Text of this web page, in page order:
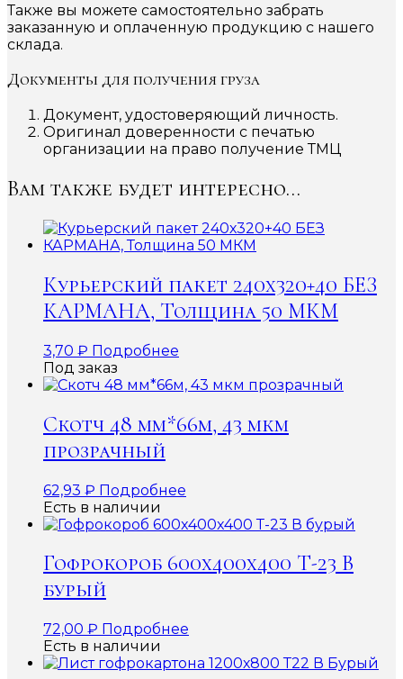
Также вы можете самостоятельно забрать
заказанную и оплаченную продукцию с нашего
склада.
Документы для получения груза
Документ, удостоверяющий личность.
Оригинал доверенности с печатью
организации на право получение ТМЦ
Вам также будет интересно…
Курьерский пакет 240х320+40 БЕЗ
КАРМАНА, Толщина 50 МКМ
3,70 ₽ Подробнее
Под заказ
Скотч 48 мм*66м, 43 мкм
прозрачный
62,93 ₽ Подробнее
Есть в наличии
Гофрокороб 600x400x400 Т-23 В
бурый
72,00 ₽ Подробнее
Есть в наличии